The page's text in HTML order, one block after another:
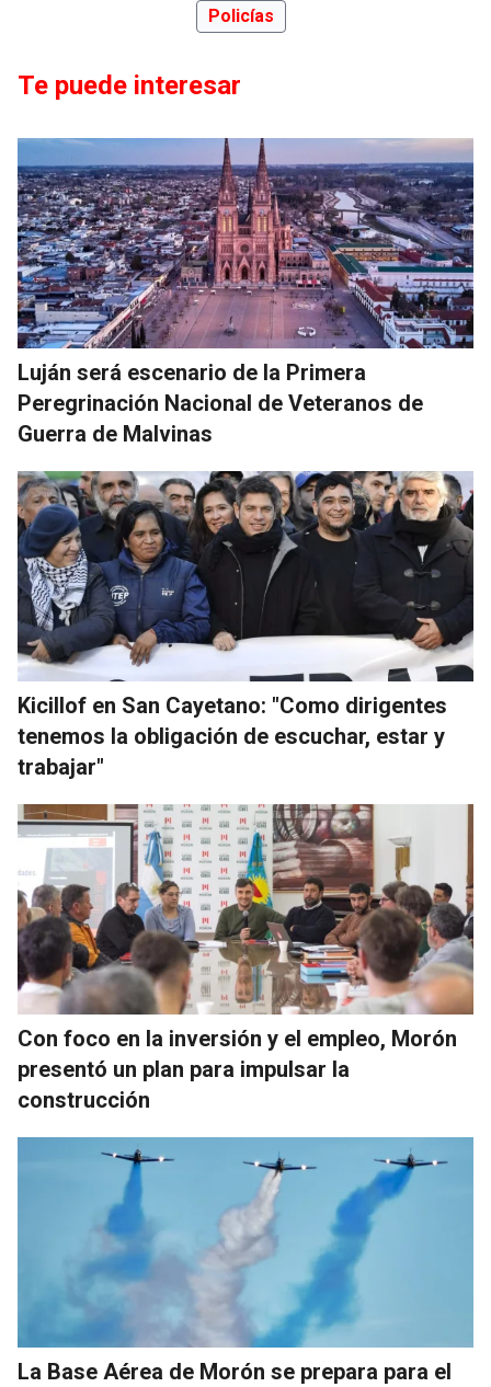
Policías
Te puede interesar
Luján será escenario de la Primera
Peregrinación Nacional de Veteranos de
Guerra de Malvinas
Kicillof en San Cayetano: "Como dirigentes
tenemos la obligación de escuchar, estar y
trabajar"
Con foco en la inversión y el empleo, Morón
presentó un plan para impulsar la
construcción
La Base Aérea de Morón se prepara para el